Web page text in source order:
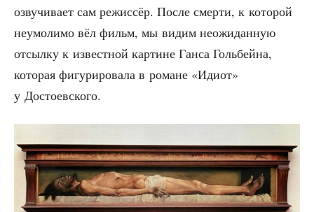
озву­чи­ва­ет сам режис­сёр. После смер­ти, к кото­рой
неумо­ли­мо вёл фильм, мы видим неожи­дан­ную
отсыл­ку к извест­ной кар­тине Ган­са Голь­бей­на,
кото­рая фигу­ри­ро­ва­ла в романе «Иди­от»
у Достоевского.